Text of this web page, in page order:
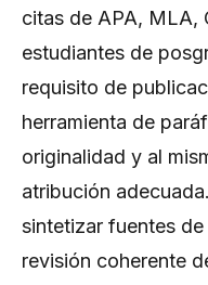
citas de APA, MLA,
estudiantes de
requisito de
herramienta de
originalidad y al
atribución
sintetizar fuentes
revisión coherente